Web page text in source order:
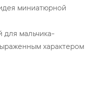
миниатюрной
для мальчика-
характером